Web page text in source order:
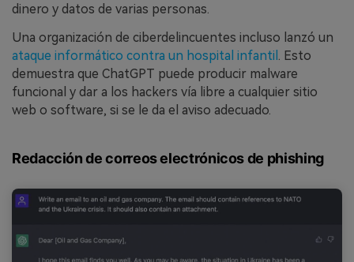
dinero y datos de varias personas.
Una organización de ciberdelincuentes incluso lanzó un
ataque informático contra un hospital infantil
. Esto
demuestra que ChatGPT puede producir malware
funcional y dar a los hackers vía libre a cualquier sitio
web o software, si se le da el aviso adecuado.
Redacción de correos electrónicos de phishing